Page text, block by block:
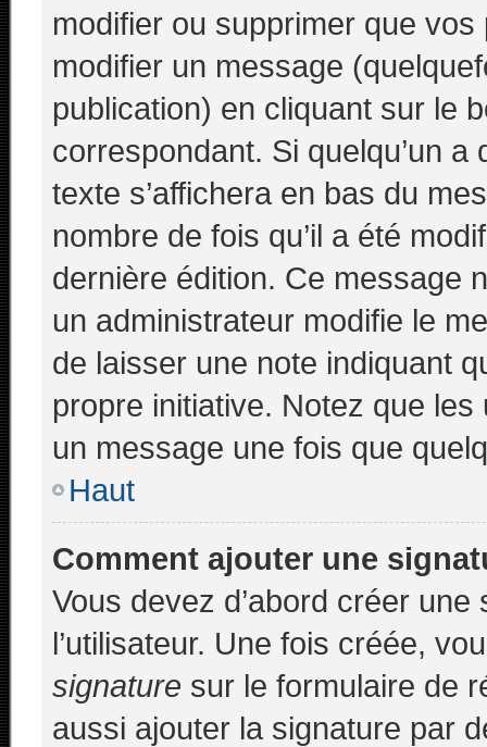
modifier ou supprimer que
modifier un message
publication) en cliquant sur le
correspondant. Si quelqu’un
texte s’affichera en bas du
nombre de fois qu’il a été
dernière édition. Ce message
un administrateur modifie le
de laisser une note indiquant
propre initiative. Notez que
un message une fois que
Haut
Comment ajouter une
Vous devez d’abord créer
l’utilisateur. Une fois créée,
signature sur le formulaire de
aussi ajouter la signature par